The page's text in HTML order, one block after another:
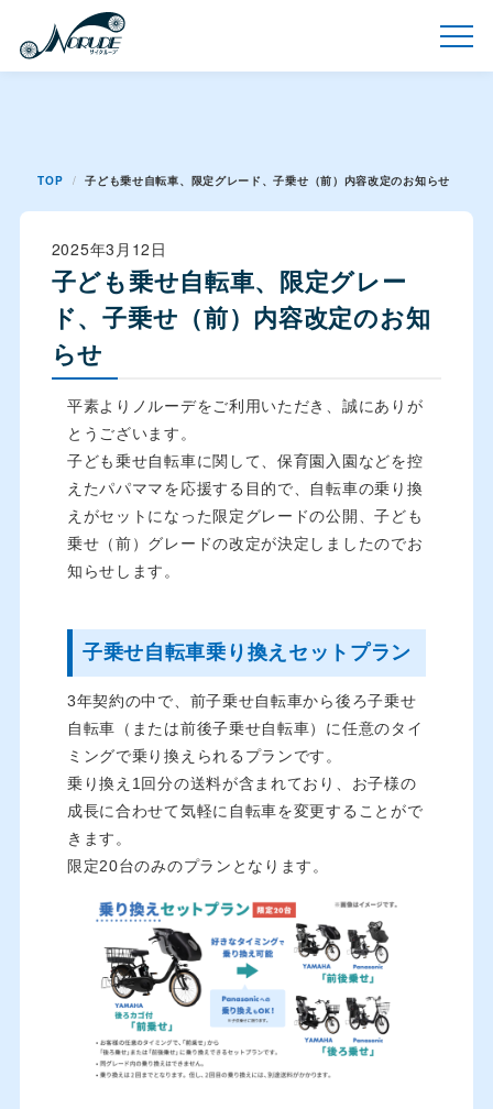
TOP 子ども乗せ自転車、限定グレード、子乗せ（前）内容改定のお知らせ
2025年3月12日
子ども乗せ自転車、限定グレー
ド、子乗せ（前）内容改定のお知
らせ
平素よりノルーデをご利用いただき、誠にありが
とうございます。
子ども乗せ自転車に関して、保育園入園などを控
えたパパママを応援する目的で、自転車の乗り換
えがセットになった限定グレードの公開、子ども
乗せ（前）グレードの改定が決定しましたのでお
知らせします。
子乗せ自転車乗り換えセットプラン
3年契約の中で、前子乗せ自転車から後ろ子乗せ
自転車（または前後子乗せ自転車）に任意のタイ
ミングで乗り換えられるプランです。
乗り換え1回分の送料が含まれており、お子様の
成長に合わせて気軽に自転車を変更することがで
きます。
限定20台のみのプランとなります。